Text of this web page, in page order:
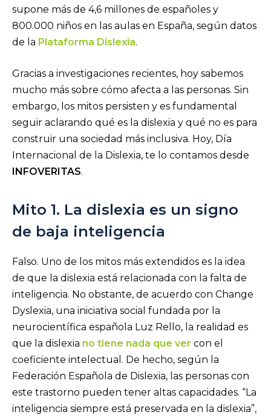
supone más de 4,6 millones de españoles y
800.000 niños en las aulas en España, según datos
de la Plataforma Dislexia.
Gracias a investigaciones recientes, hoy sabemos
mucho más sobre cómo afecta a las personas. Sin
embargo, los mitos persisten y es fundamental
seguir aclarando qué es la dislexia y qué no es para
construir una sociedad más inclusiva. Hoy, Día
Internacional de la Dislexia, te lo contamos desde
INFOVERITAS.
Mito 1. La dislexia es un signo
de baja inteligencia
Falso. Uno de los mitos más extendidos es la idea
de que la dislexia está relacionada con la falta de
inteligencia. No obstante, de acuerdo con Change
Dyslexia, una iniciativa social fundada por la
neurocientífica española Luz Rello, la realidad es
que la dislexia no tiene nada que ver con el
coeficiente intelectual. De hecho, según la
Federación Española de Dislexia, las personas con
este trastorno pueden tener altas capacidades. “La
inteligencia siempre está preservada en la dislexia”,